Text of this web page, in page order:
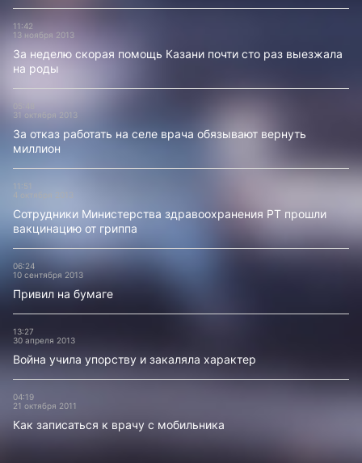
11:42
13 ноября 2013
За неделю скорая помощь Казани почти сто раз выезжала
на роды
31 октября 2013
За отказ работать на селе врача обязывают вернуть
миллион
11:51
4 октября 2013
Сотрудники Министерства здравоохранения РТ прошли
вакцинацию от гриппа
06:24
10 сентября 2013
Привил на бумаге
13:27
30 апреля 2013
Война учила упорству и закаляла характер
04:19
21 октября 2011
Как записаться к врачу с мобильника